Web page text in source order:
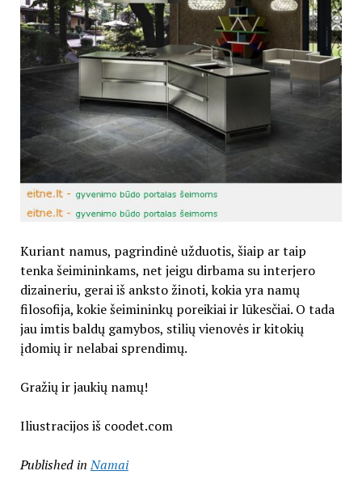
Kuriant namus, pagrindinė užduotis, šiaip ar taip
tenka šeimininkams, net jeigu dirbama su interjero
dizaineriu, gerai iš anksto žinoti, kokia yra namų
filosofija, kokie šeimininkų poreikiai ir lūkesčiai. O tada
jau imtis baldų gamybos, stilių vienovės ir kitokių
įdomių ir nelabai sprendimų.
Gražių ir jaukių namų!
Iliustracijos iš coodet.com
Published in Namai